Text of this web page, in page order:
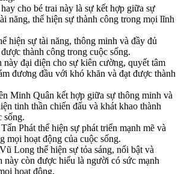
cho bé trai này là sự kết hợp giữa sự
năng, thể hiện sự thành công trong mọi lĩnh
hiện sự tài năng, thông minh và đầy đủ
thành công trong cuộc sống.
này đại diện cho sự kiên cường, quyết tâm
đương đầu với khó khăn và đạt được thành
Minh Quân kết hợp giữa sự thông minh và
tinh thần chiến đấu và khát khao thành
sống.
Phát thể hiện sự phát triển mạnh mẽ và
mọi hoạt động của cuộc sống.
Long thể hiện sự tỏa sáng, nổi bật và
này còn được hiểu là người có sức mạnh
hoạt động.